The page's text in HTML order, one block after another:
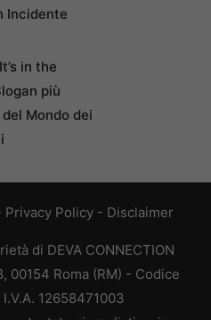
Incidente
in the
più
Mondo dei
Privacy Policy - Disclaimer
di DEVA CONNECTION
00154 Roma (RM) - Codice
12658471003